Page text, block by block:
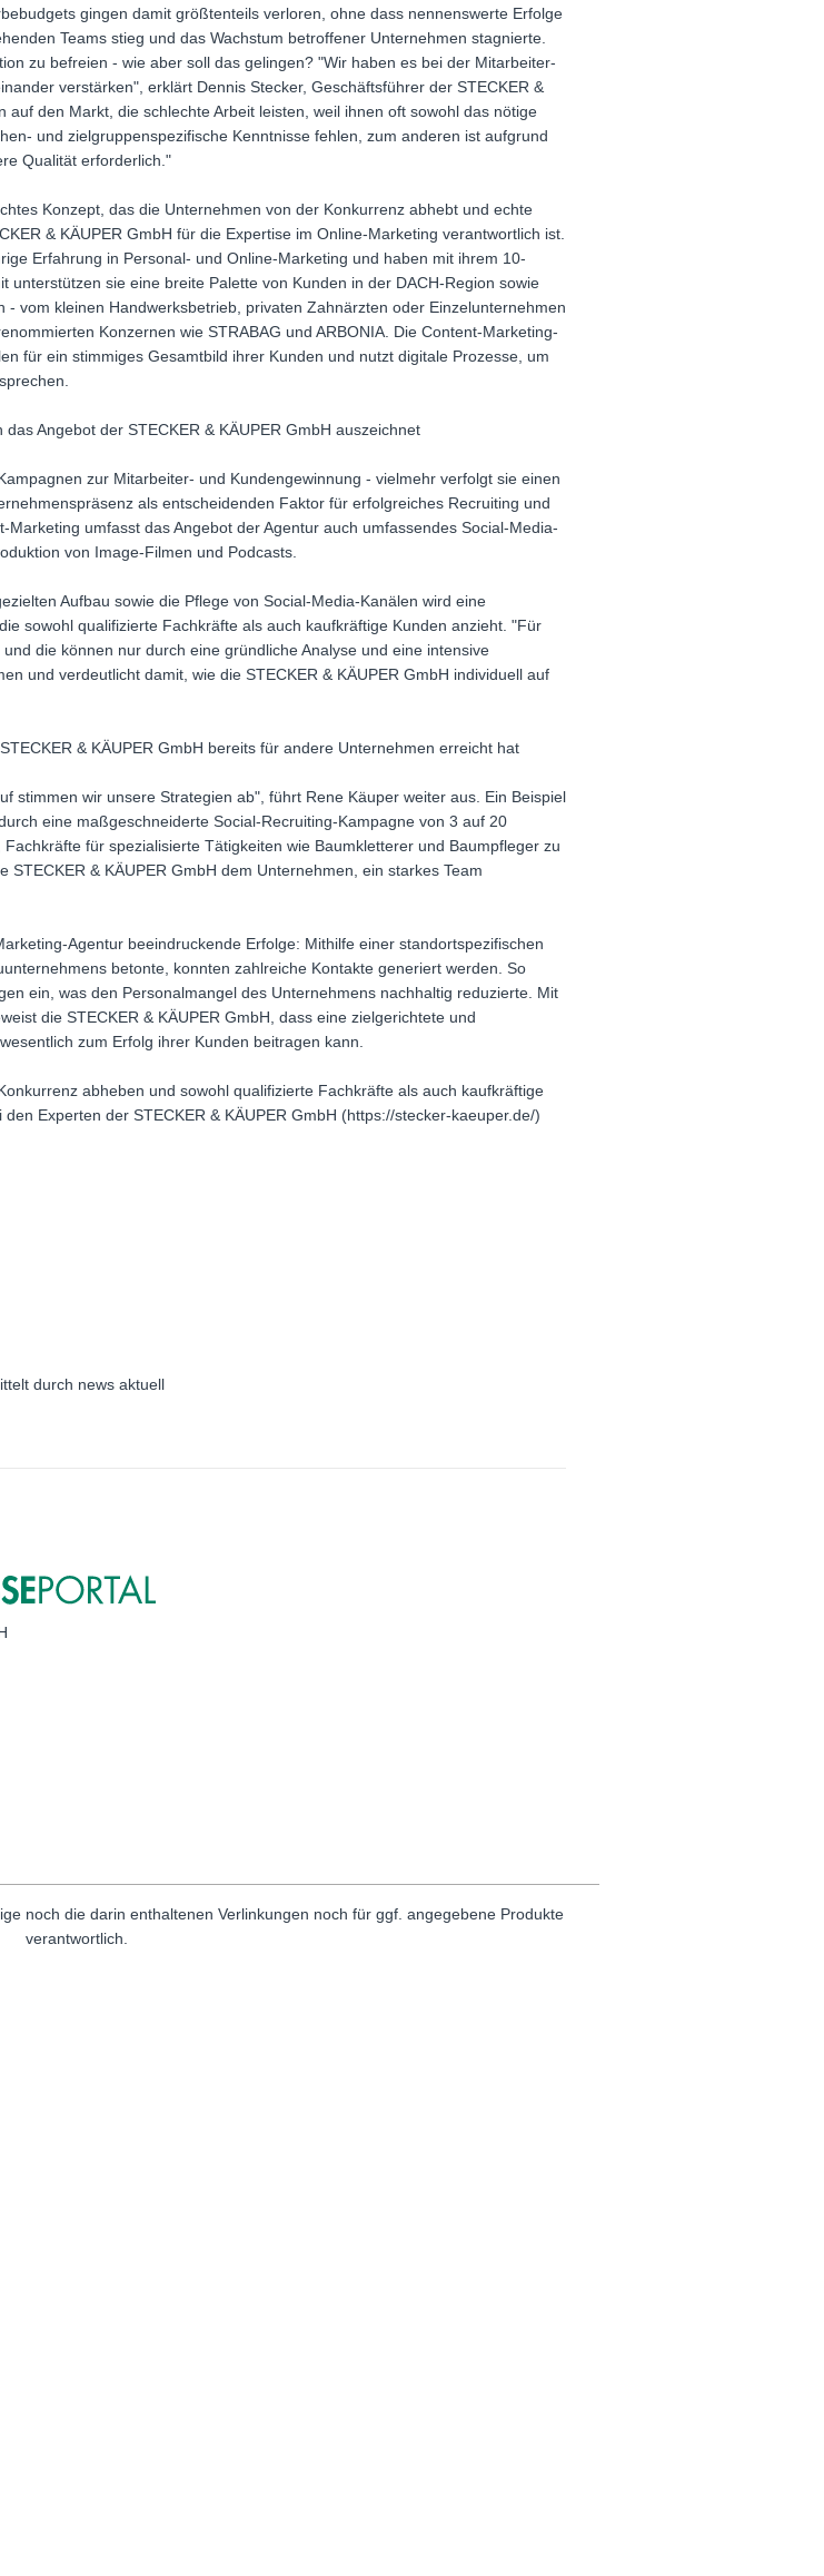
gingen damit größtenteils verloren, ohne dass nennenswerte Erfolge
Teams stieg und das Wachstum betroffener Unternehmen stagnierte.
zu befreien - wie aber soll das gelingen? "Wir haben es bei der Mitarbeiter-
verstärken", erklärt Dennis Stecker, Geschäftsführer der STECKER &
den Markt, die schlechte Arbeit leisten, weil ihnen oft sowohl das nötige
und zielgruppenspezifische Kenntnisse fehlen, zum anderen ist aufgrund
Qualität erforderlich."
Konzept, das die Unternehmen von der Konkurrenz abhebt und echte
& KÄUPER GmbH für die Expertise im Online-Marketing verantwortlich ist.
Erfahrung in Personal- und Online-Marketing und haben mit ihrem 10-
unterstützen sie eine breite Palette von Kunden in der DACH-Region sowie
vom kleinen Handwerksbetrieb, privaten Zahnärzten oder Einzelunternehmen
Konzernen wie STRABAG und ARBONIA. Die Content-Marketing-
für ein stimmiges Gesamtbild ihrer Kunden und nutzt digitale Prozesse, um
Angebot der STECKER & KÄUPER GmbH auszeichnet
zur Mitarbeiter- und Kundengewinnung - vielmehr verfolgt sie einen
als entscheidenden Faktor für erfolgreiches Recruiting und
umfasst das Angebot der Agentur auch umfassendes Social-Media-
von Image-Filmen und Podcasts.
Aufbau sowie die Pflege von Social-Media-Kanälen wird eine
sowohl qualifizierte Fachkräfte als auch kaufkräftige Kunden anzieht. "Für
die können nur durch eine gründliche Analyse und eine intensive
und verdeutlicht damit, wie die STECKER & KÄUPER GmbH individuell auf
& KÄUPER GmbH bereits für andere Unternehmen erreicht hat
stimmen wir unsere Strategien ab", führt Rene Käuper weiter aus. Ein Beispiel
eine maßgeschneiderte Social-Recruiting-Kampagne von 3 auf 20
für spezialisierte Tätigkeiten wie Baumkletterer und Baumpfleger zu
& KÄUPER GmbH dem Unternehmen, ein starkes Team
Agentur beeindruckende Erfolge: Mithilfe einer standortspezifischen
betonte, konnten zahlreiche Kontakte generiert werden. So
ein, was den Personalmangel des Unternehmens nachhaltig reduzierte. Mit
die STECKER & KÄUPER GmbH, dass eine zielgerichtete und
zum Erfolg ihrer Kunden beitragen kann.
abheben und sowohl qualifizierte Fachkräfte als auch kaufkräftige
Experten der STECKER & KÄUPER GmbH (https://stecker-kaeuper.de/)
durch news aktuell
noch die darin enthaltenen Verlinkungen noch für ggf. angegebene Produkte
verantwortlich.